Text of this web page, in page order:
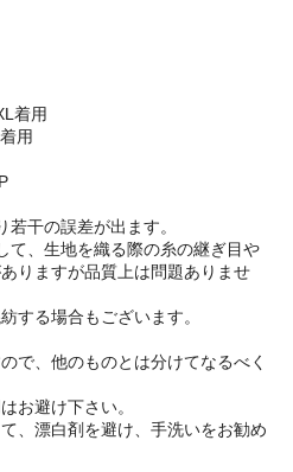
着用
用
干の誤差が出ます。
て、生地を織る際の糸の継ぎ目や
りますが品質上は問題ありませ
する場合もございます。
で、他のものとは分けてなるべく
お避け下さい。
、漂白剤を避け、手洗いをお勧め